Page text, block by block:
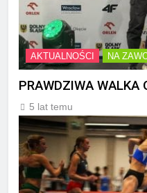
AKTUALNOŚCI NA
PRAWDZIWA WALKA
5 lat temu